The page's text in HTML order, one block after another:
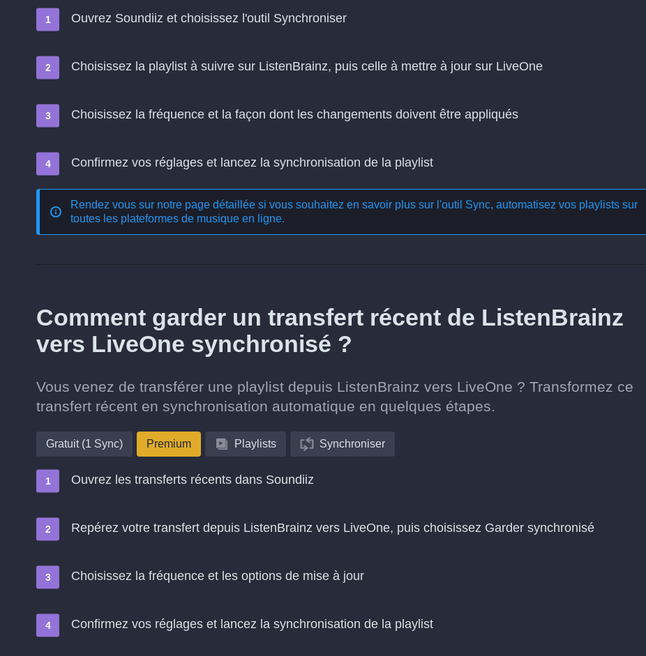
Ouvrez Soundiiz et choisissez l'outil Synchroniser
Choisissez la playlist à suivre sur ListenBrainz, puis celle à mettre à jour sur LiveOne
Choisissez la fréquence et la façon dont les changements doivent être appliqués
Confirmez vos réglages et lancez la synchronisation de la playlist
Rendez vous sur notre page détaillée si vous souhaitez en savoir plus sur l'outil Sync, automatisez vos playlists sur
toutes les plateformes de musique en ligne.
Comment garder un transfert récent de ListenBrainz
vers LiveOne synchronisé ?
Vous venez de transférer une playlist depuis ListenBrainz vers LiveOne ? Transformez ce
transfert récent en synchronisation automatique en quelques étapes.
Gratuit (1 Sync) Premium Playlists Synchroniser
Ouvrez les transferts récents dans Soundiiz
Repérez votre transfert depuis ListenBrainz vers LiveOne, puis choisissez Garder synchronisé
Choisissez la fréquence et les options de mise à jour
Confirmez vos réglages et lancez la synchronisation de la playlist